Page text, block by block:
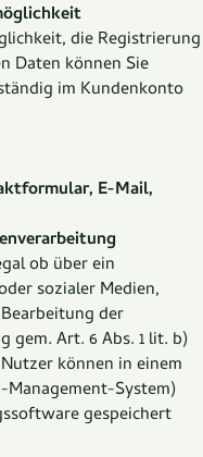
die Registrierung
Daten können Sie
im Kundenkonto
E-Mail,
ob über ein
sozialer Medien,
der
gem. Art. 6 Abs. 1 lit. b)
können in einem
System)
gespeichert